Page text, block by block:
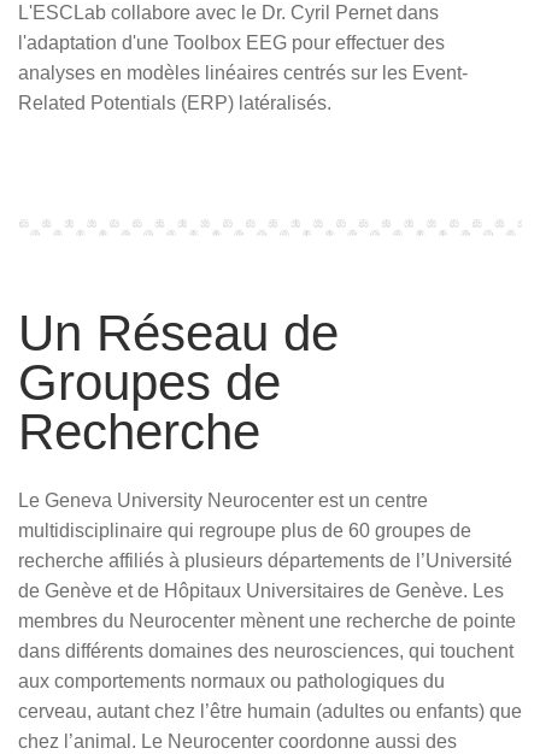
L'ESCLab collabore avec le Dr. Cyril Pernet dans
l'adaptation d'une Toolbox EEG pour effectuer des
analyses en modèles linéaires centrés sur les Event-
Related Potentials (ERP) latéralisés.
Un Réseau de
Groupes de
Recherche
Le Geneva University Neurocenter est un centre
multidisciplinaire qui regroupe plus de 60 groupes de
recherche affiliés à plusieurs départements de l’Université
de Genève et de Hôpitaux Universitaires de Genève. Les
membres du Neurocenter mènent une recherche de pointe
dans différents domaines des neurosciences, qui touchent
aux comportements normaux ou pathologiques du
cerveau, autant chez l’être humain (adultes ou enfants) que
chez l’animal. Le Neurocenter coordonne aussi des